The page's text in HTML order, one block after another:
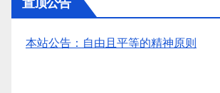
本站公告：自由且平等的精神原则